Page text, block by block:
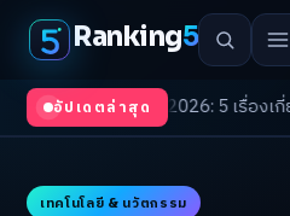
Ranking5
อัปเดตล่าสุด
2026: 5 เรื่องเกี่ยวกับการแพท
เทคโนโลยี & นวัตกรรม